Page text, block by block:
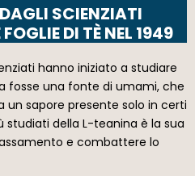
SCIENZIATI
DI TÈ NEL 1949
hanno iniziato a studiare
fosse una fonte di umami, che
sapore presente solo in certi
studiati della L-teanina è la sua
e combattere lo